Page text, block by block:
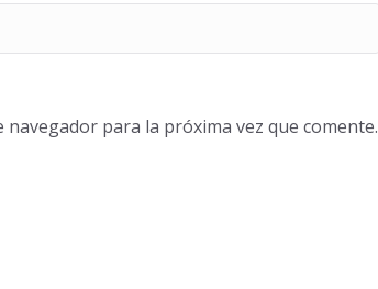
para la próxima vez que comente.